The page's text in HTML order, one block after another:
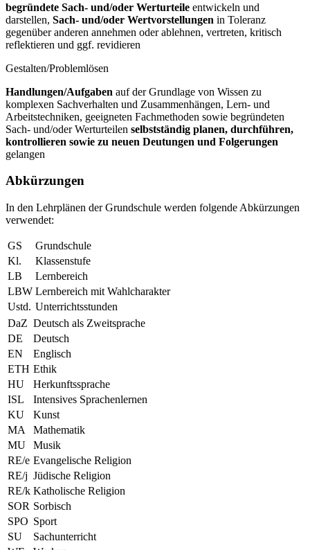
begründete Sach- und/oder Werturteile entwickeln und
darstellen, Sach- und/oder Wertvorstellungen in Toleranz
gegenüber anderen annehmen oder ablehnen, vertreten, kritisch
reflektieren und ggf. revidieren
Gestalten/Problemlösen
Handlungen/Aufgaben auf der Grundlage von Wissen zu
komplexen Sachverhalten und Zusammenhängen, Lern- und
Arbeitstechniken, geeigneten Fachmethoden sowie begründeten
Sach- und/oder Werturteilen selbstständig planen, durchführen,
kontrollieren sowie zu neuen Deutungen und Folgerungen
gelangen
Abkürzungen
In den Lehrplänen der Grundschule werden folgende Abkürzungen
verwendet:
GS
Grundschule
Kl.
Klassenstufe
LB
Lernbereich
LBW Lernbereich mit Wahlcharakter
Ustd. Unterrichtsstunden
DaZ Deutsch als Zweitsprache
DE
Deutsch
EN
Englisch
ETH Ethik
HU
Herkunftssprache
ISL
Intensives Sprachenlernen
KU
Kunst
MA
Mathematik
MU
Musik
RE/e Evangelische Religion
RE/j Jüdische Religion
RE/k Katholische Religion
SOR Sorbisch
SPO Sport
SU
Sachunterricht